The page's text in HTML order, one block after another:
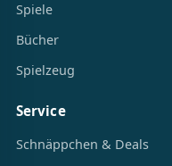
Spiele
Bücher
Spielzeug
Service
Schnäppchen & Deals